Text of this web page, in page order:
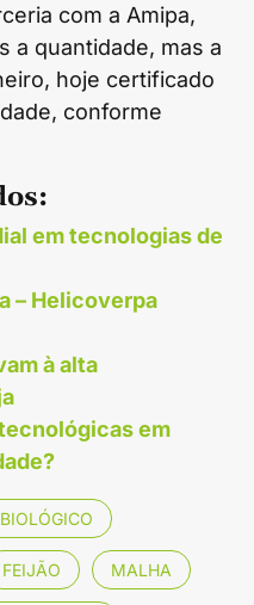
com a Amipa,
a quantidade, mas a
hoje certificado
conforme
em tecnologias de
– Helicoverpa
à alta
em
BIOLÓGICO
FEIJÃO MALHA